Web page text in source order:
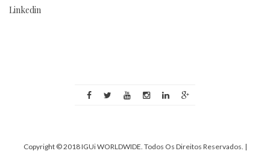
Linkedin
Copyright © 2018 IGUi WORLDWIDE. Todos Os Direitos Reservados. |